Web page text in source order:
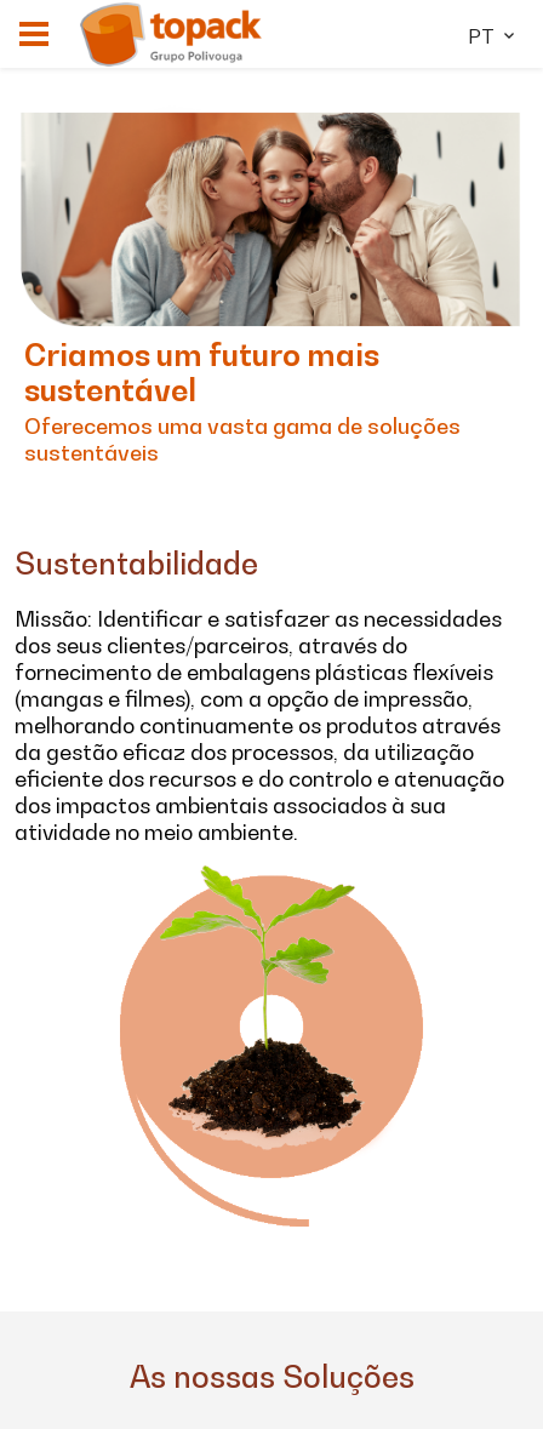
PT
Criamos um futuro mais
sustentável
Oferecemos uma vasta gama de soluções
sustentáveis
Sustentabilidade
Missão: Identificar e satisfazer as necessidades
dos seus clientes/parceiros, através do
fornecimento de embalagens plásticas flexíveis
(mangas e filmes), com a opção de impressão,
melhorando continuamente os produtos através
da gestão eficaz dos processos, da utilização
eficiente dos recursos e do controlo e atenuação
dos impactos ambientais associados à sua
atividade no meio ambiente.
As nossas Soluções